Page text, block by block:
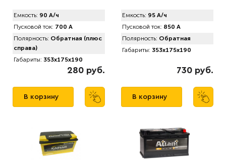
Емкость: 90 А/ч
Пусковой ток: 700 А
Полярность: Обратная (плюс
справа)
Габариты: 353x175x190
280 руб.
В корзину
Емкость: 95 А/ч
Пусковой ток: 850 А
Полярность: Обратная
Габариты: 353x175x190
730 руб.
В корзину